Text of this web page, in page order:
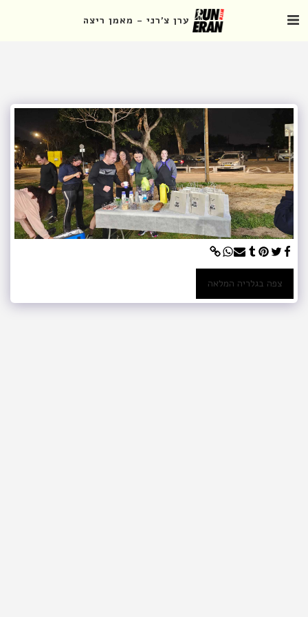
ערן צ'רני - מאמן ריצה
צפה בגלריה המלאה